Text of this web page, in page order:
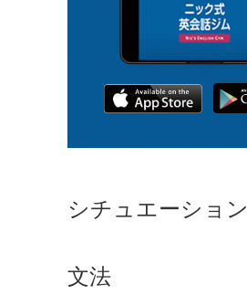
シチュエーション
文法